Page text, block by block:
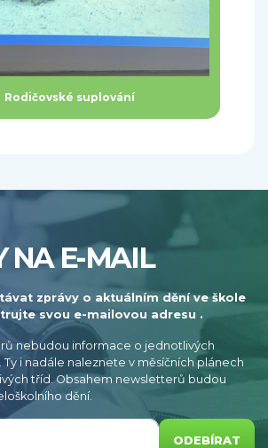
Rodičovské suplování
NA E-MAIL
zprávy o aktuálním dění ve škole
svou e-mailovou adresu .
nebudou informace o jednotlivých
Ty i nadále naleznete v měsíčních plánech
tříd. Obsahem newsletterů budou
dění.
ODEBÍRAT